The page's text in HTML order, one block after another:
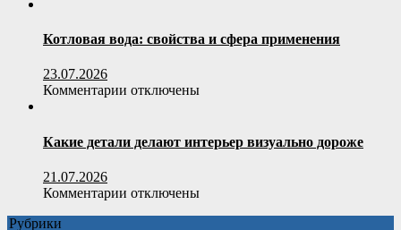
умный
выбор
и
Котловая вода: свойства и сфера применения
23.07.2026
Комментарии к
вода:
свойства
применения
отключены
Какие детали делают интерьер визуально дороже
21.07.2026
Комментарии котключены
Рубрики